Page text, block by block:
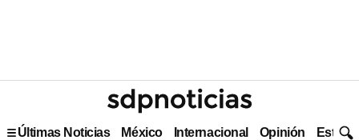
Últimas Noticias México Internacional Opinión Estilo